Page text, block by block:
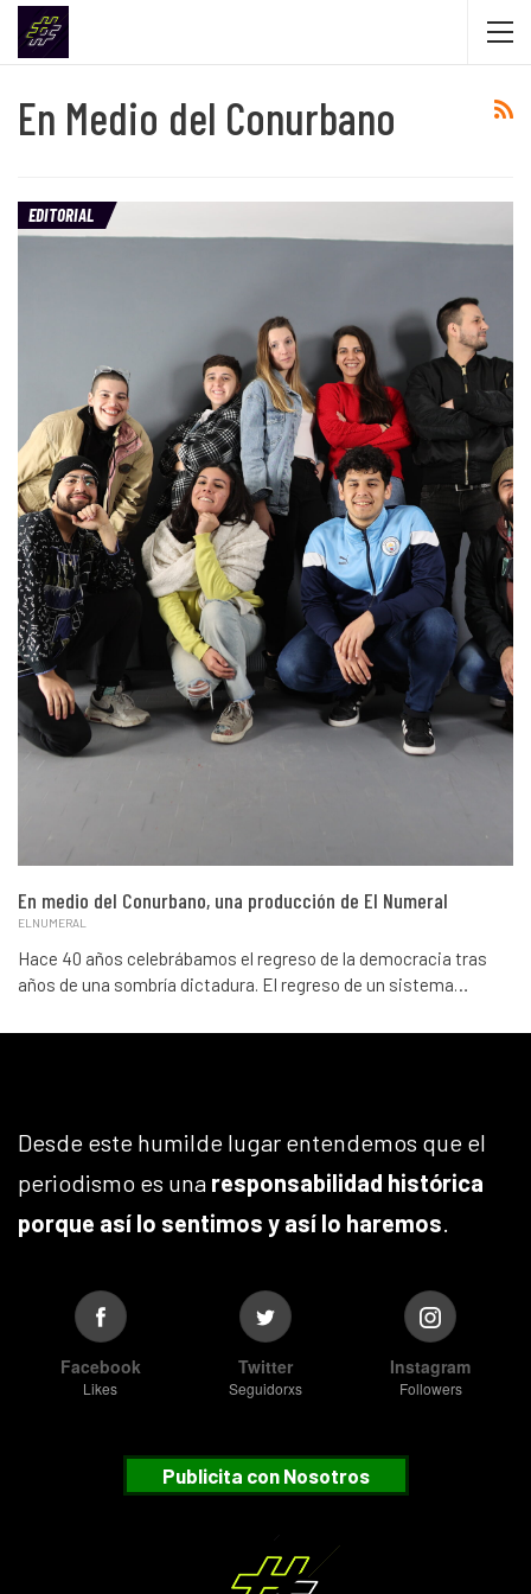
En Medio del Conurbano
EDITORIAL
En medio del Conurbano, una producción de El Numeral
ELNUMERAL
Hace 40 años celebrábamos el regreso de la democracia tras
años de una sombría dictadura. El regreso de un sistema…
Desde este humilde lugar entendemos que el
periodismo es una responsabilidad histórica
porque así lo sentimos y así lo haremos.
Facebook
Likes
Twitter
Seguidorxs
Instagram
Followers
Publicita con Nosotros